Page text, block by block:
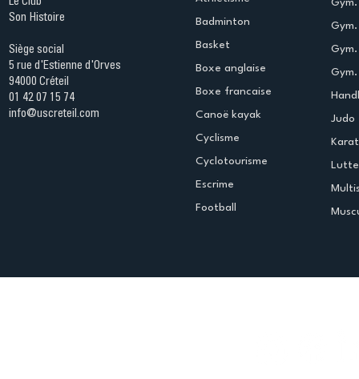
Son Histoire
Siège social
5 rue d'Estienne d'Orves
94000 Créteil
01 42 07 15 74
info@uscreteil.com
Badminton
Basket
Boxe anglaise
Boxe francaise
Canoë kayak
Cyclisme
Cyclotourisme
Escrime
Football
Judo
Lutte